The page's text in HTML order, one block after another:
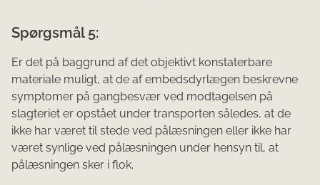
Spørgsmål 5:
Er det på baggrund af det objektivt konstaterbare
materiale muligt, at de af embedsdyrlægen beskrevne
symptomer på gangbesvær ved modtagelsen på
slagteriet er opstået under transporten således, at de
ikke har været til stede ved pålæsningen eller ikke har
været synlige ved pålæsningen under hensyn til, at
pålæsningen sker i flok.